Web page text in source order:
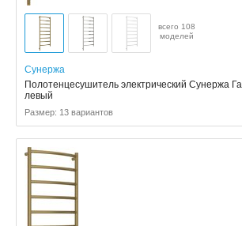
всего 108
моделей
Сунержа
Полотенцесушитель электрический Сунержа
левый
Размер: 13 вариантов